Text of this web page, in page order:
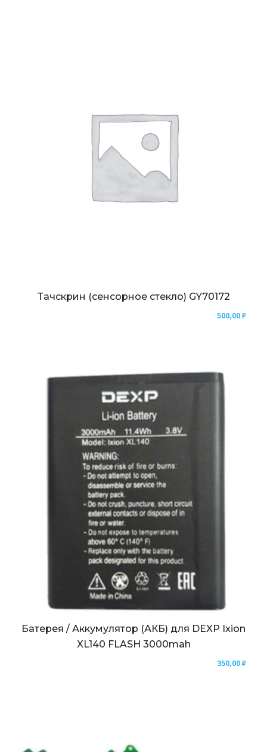
Тачскрин (сенсорное стекло) GY70172
500,00₽
Батерея / Аккумулятор (АКБ) для DEXP Ixion
XL140 FLASH 3000mah
350,00₽